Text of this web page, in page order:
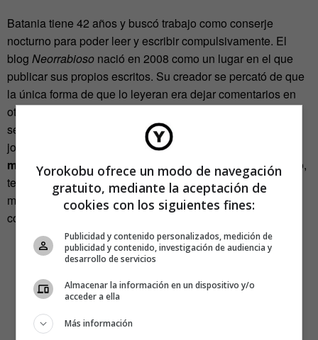
Batania tiene 42 años y buscó trabajo como conserje
nocturno para poder leer y escribir compulsivamente. El
blog Neorrabioso nació en 2008 como un lugar en el que
publicar sus propios escritos. Su creador se percató de que
la única forma de que lo leyeran era dejar comentarios en
otros blogs y así lo hacía a pesar de los perjuicios que,
según asegura, causa esta forma de actuar en un escritor
joven. «
Un poeta tiene que leer a los clásicos, no a la
mierda de sus contemporáneos. Por cada gota de fulano,
tengo que leerme diez gotas de Vallejo, y por cada gota de
mengana, tengo que leerme diez gotas de Idea Vilariño»,
confiesa.
Yorokobu ofrece un modo de navegación
gratuito, mediante la aceptación de
cookies con los siguientes fines:
Publicidad y contenido personalizados, medición de
publicidad y contenido, investigación de audiencia y
desarrollo de servicios
Almacenar la información en un dispositivo y/o
acceder a ella
Más información